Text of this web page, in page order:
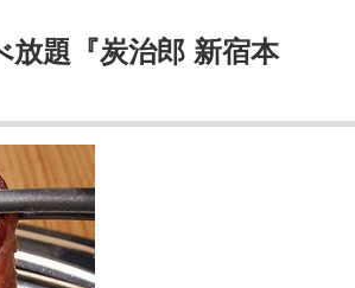
放題『炭治郎 新宿本